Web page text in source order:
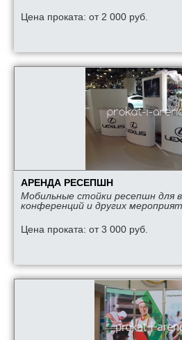
Цена проката: от 2 000 руб.
АРЕНДА РЕСЕПШН
Мобильные стойки ресепшн для
конференций и других
Цена проката: от 3 000 руб.